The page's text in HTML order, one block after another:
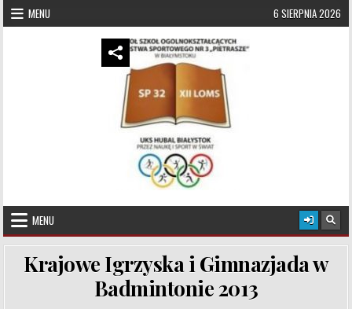
Skip to content
MENU 6 SIERPNIA 2026
UKS Hubal Białystok
MENU
Krajowe Igrzyska i Gimnazjada w
Badmintonie 2013